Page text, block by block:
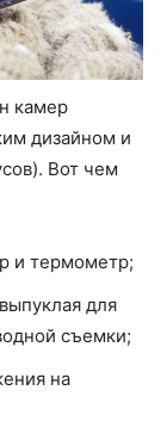
камер
дизайном и
Вот чем
и термометр;
для
съемки;
на